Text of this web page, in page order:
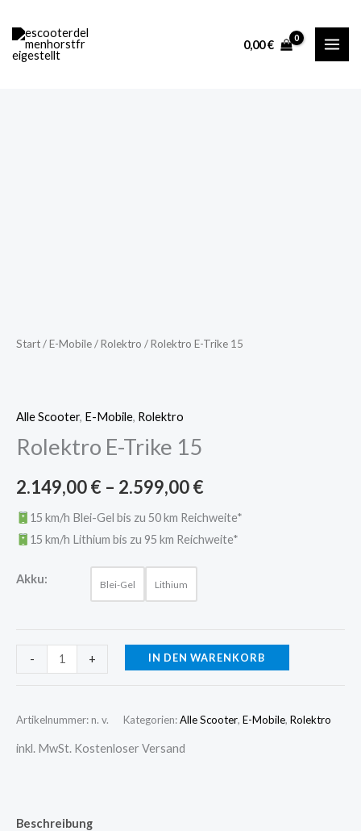
Inhalt
springen
0,00€
Start/E-Mobile/Rolektro / Rolektro E-Trike 15
Alle Scooter, E-Mobile, Rolektro
Rolektro E-Trike 15
2.149,00€ – 2.599,00€
15 km/h Blei-Gel bis zu 50 km Reichweite*
15 km/h Lithium bis zu 95 km Reichweite*
Akku: Blei-Gel Lithium
- + IN DEN WARENKORB
Artikelnummer: n. v. Kategorien:Alle Scooter, E-Mobile, Rolektro
inkl. MwSt. Kostenloser Versand
Beschreibung